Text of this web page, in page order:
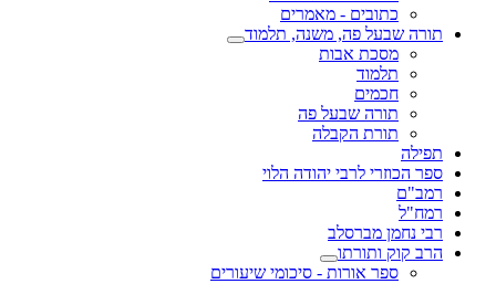
כתובים - מאמרים
תורה שבעל פה, משנה, תלמוד
מסכת אבות
תלמוד
חכמים
תורה שבעל פה
תורת הקבלה
תפילה
ספר הכוזרי לרבי יהודה הלוי
רמב"ם
רמח"ל
רבי נחמן מברסלב
הרב קוק ותורתו
ספר אורות - סיכומי שיעורים